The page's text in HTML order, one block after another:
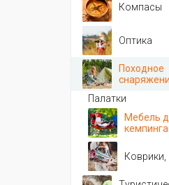
Компасы
Оптика
Походное
Палатки
Мебель
кемпинга
Коврики,